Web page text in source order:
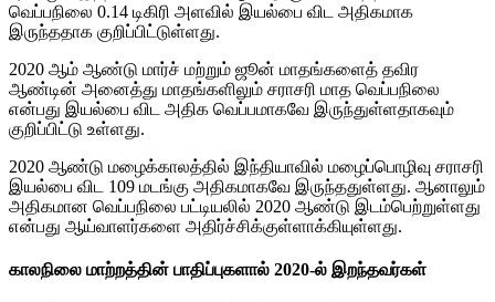
வெப்பநிலை 0.14 டிகிரி அளவில் இயல்பை விட அதிகமாக
இருந்ததாக குறிப்பிட்டுள்ளது.
2020 ஆம் ஆண்டு மார்ச் மற்றும் ஜூன் மாதங்களைத் தவிர
ஆண்டின் அனைத்து மாதங்களிலும் சராசரி மாத வெப்பநிலை
என்பது இயல்பை விட அதிக வெப்பமாகவே இருந்துள்ளதாகவும்
குறிப்பிட்டு உள்ளது.
2020 ஆண்டு மழைக்காலத்தில் இந்தியாவில் மழைப்பொழிவு சராசரி
இயல்பை விட 109 மடங்கு அதிகமாகவே இருந்ததுள்ளது. ஆனாலும்
அதிகமான வெப்பநிலை பட்டியலில் 2020 ஆண்டு இடம்பெற்றுள்ளது
என்பது ஆய்வாளர்களை அதிர்ச்சிக்குள்ளாக்கியுள்ளது.
காலநிலை மாற்றத்தின் பாதிப்புகளால் 2020-ல் இறந்தவர்கள்